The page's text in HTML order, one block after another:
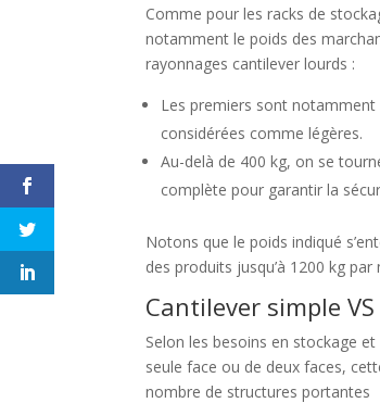
Comme pour les racks de
notamment le poids des
rayonnages cantilever lourds :
Les premiers sont notamment
considérées comme légères.
Au-delà de 400 kg, on se
complète pour garantir la
Notons que le poids indiqué
des produits jusqu’à 1200 kg par
Cantilever simple
Selon les besoins en stockage
seule face ou de deux faces,
nombre de structures portantes